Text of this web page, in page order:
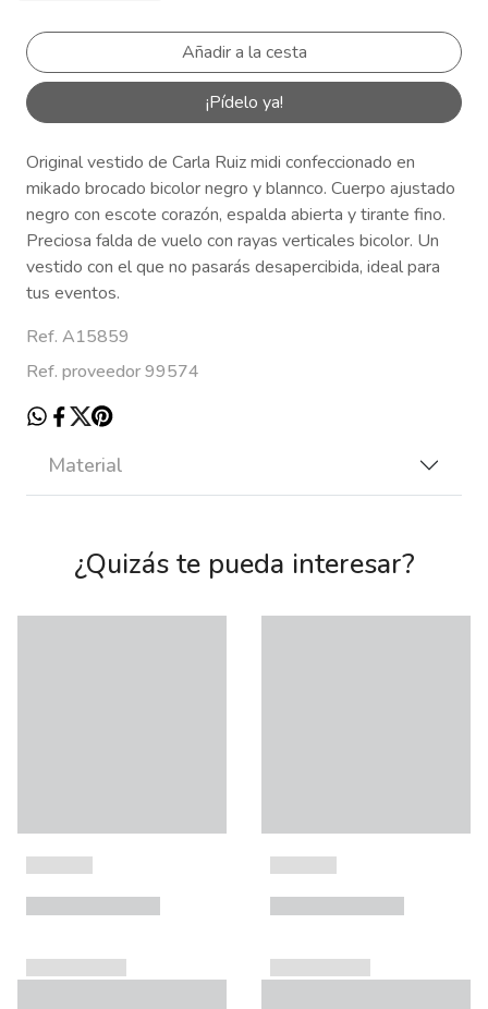
¡Pídelo ya!
Original vestido de Carla Ruiz midi confeccionado en
mikado brocado bicolor negro y blannco. Cuerpo ajustado
negro con escote corazón, espalda abierta y tirante fino.
Preciosa falda de vuelo con rayas verticales bicolor. Un
vestido con el que no pasarás desapercibida, ideal para
tus eventos.
Ref. A15859
Ref. proveedor 99574
Material
¿Quizás te pueda interesar?